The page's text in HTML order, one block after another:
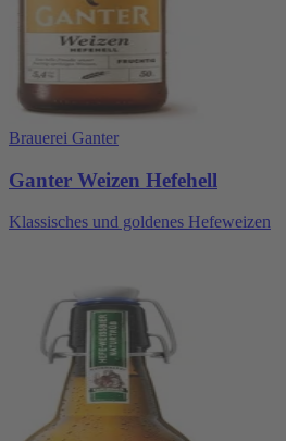
Brauerei Ganter
Ganter Weizen Hefehell
Klassisches und goldenes Hefeweizen